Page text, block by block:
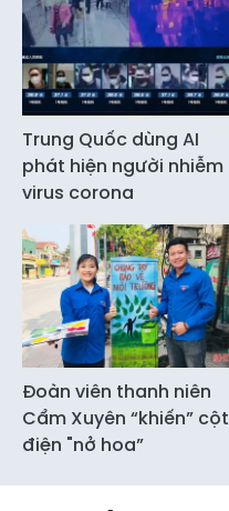
Trung Quốc dùng AI
phát hiện người nhiễm
virus corona
Đoàn viên thanh niên
Cẩm Xuyên “khiến” cột
điện "nở hoa”